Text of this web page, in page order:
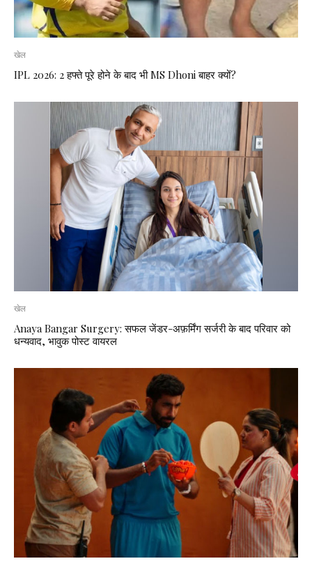
खेल
IPL 2026: 2 हफ्ते पूरे होने के बाद भी MS Dhoni बाहर क्यों?
खेल
Anaya Bangar Surgery: सफल जेंडर-अफ़र्मिंग सर्जरी के बाद परिवार को
धन्यवाद, भावुक पोस्ट वायरल